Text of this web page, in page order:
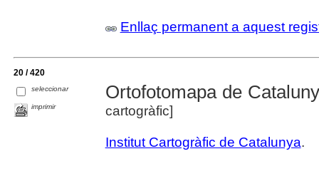
Enllaç permanent a aquest
20 / 420
seleccionar
imprimir
Ortofotomapa de
cartogràfic]
Institut Cartogràfic de Catalunya.